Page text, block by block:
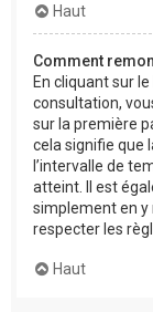
Haut
Comment
En cliquant sur
consultation,
sur la première
cela signifie que
l’intervalle de
atteint. Il est
simplement en y
respecter les
Haut